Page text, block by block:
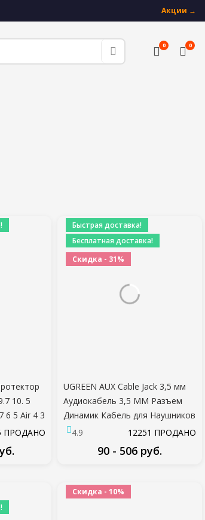
Акции →
0 0
10. 5
6 5 Air 4 3
2019 2018
ПРОДАНО
Быстрая доставка!
Бесплатная доставка!
Скидка - 31%
UGREEN AUX Cable Jack 3,5 мм
Аудиокабель 3,5 ММ Разъем
Динамик Кабель для Наушников
JBL Автомобиль Xiaomi Redmi 5
Plus Oneplus 5t AUX Шнур
4.9 12251 ПРОДАНО
90 - 506 руб.
Скидка - 10%